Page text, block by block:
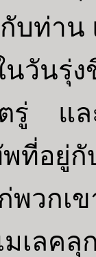
บท่า
นวันรุ่
รู่ แล
พที่อยู่
พวกเ
มเลค